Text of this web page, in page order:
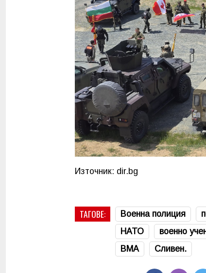
Източник: dir.bg
ТАГОВЕ: Военна полиция
НАТО
военно
ВМА
Сливен.